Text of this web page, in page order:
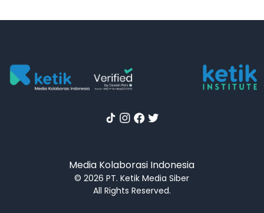
Media Kolaborasi Indonesia
© 2026 PT. Ketik Media Siber
All Rights Reserved.